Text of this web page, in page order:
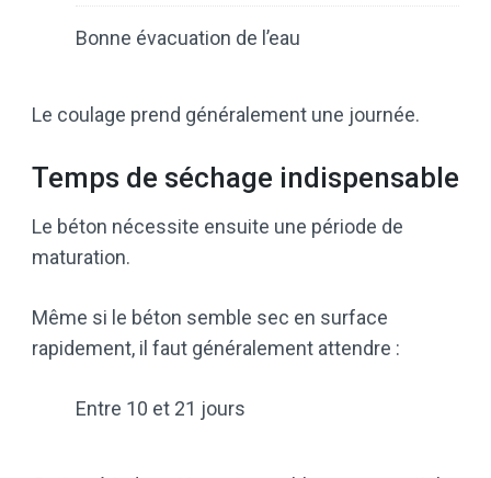
Bonne évacuation de l’eau
Le coulage prend généralement une journée.
Temps de séchage indispensable
Le béton nécessite ensuite une période de
maturation.
Même si le béton semble sec en surface
rapidement, il faut généralement attendre :
Entre 10 et 21 jours